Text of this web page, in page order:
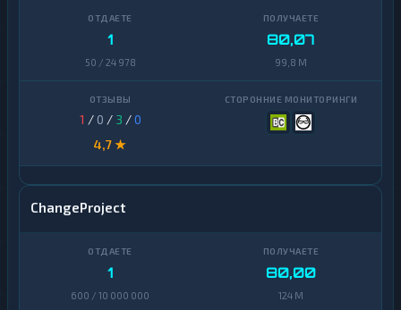
1
50 / 24 978
80,07
99,8 M
1 / 0 / 3 /0
4,7 ★
ChangeProject
1
600 / 10 000 000
80,00
124 M